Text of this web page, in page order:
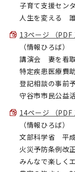
子育て支援セン
人生を変える
13ページ （PDF
（情報ひろば）
講演会 妻を看
特定疾患医療費
登記相談の事前
守谷市市民公益
14ページ （PDF
（情報ひろば）
文部科学省 平
火災予防条例改
みんなで楽しく